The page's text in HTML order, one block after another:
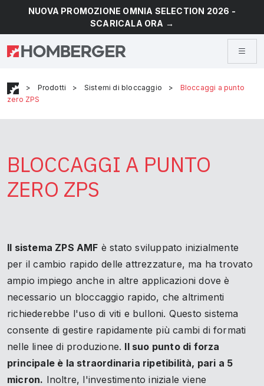
NUOVA PROMOZIONE OMNIA SELECTION 2026 -
SCARICALA ORA →
> Prodotti > Sistemi di bloccaggio >
Bloccaggi a punto
zero ZPS
BLOCCAGGI A PUNTO
ZERO ZPS
Il sistema ZPS AMF è stato sviluppato inizialmente
per il cambio rapido delle attrezzature, ma ha trovato
ampio impiego anche in altre applicazioni dove è
necessario un bloccaggio rapido, che altrimenti
richiederebbe l'uso di viti e bulloni. Questo sistema
consente di gestire rapidamente più cambi di formati
nelle linee di produzione. Il suo punto di forza
principale è la straordinaria ripetibilità, pari a 5
micron. Inoltre, l'investimento iniziale viene